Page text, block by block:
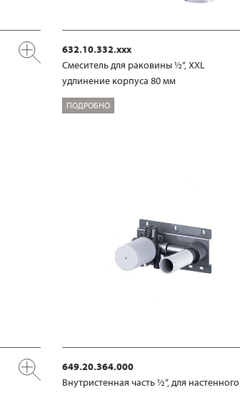
632.10.332.xxx
Смеситель для раковины ½“, XXL
удлинение корпуса 80 мм
ПОДРОБНО
649.20.364.000
Внутристенная часть ½“, для настенного